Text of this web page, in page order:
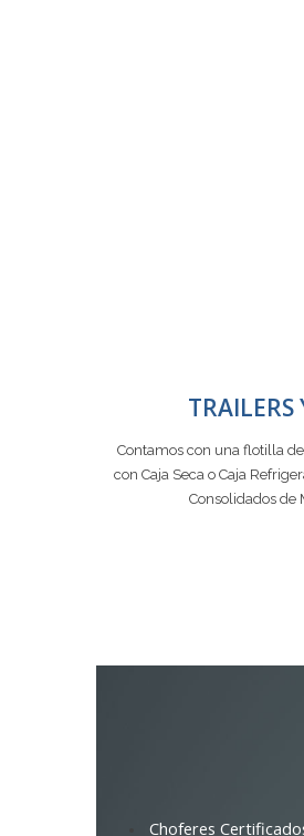
TRAILERS
Contamos con una flotilla
con Caja Seca o Caja
Consolidados de
Choferes